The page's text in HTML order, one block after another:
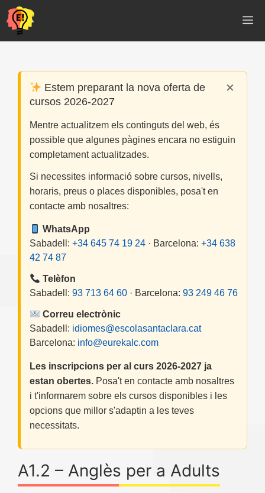
Vés
al
contingut
×
Estem preparant la nova oferta de
cursos 2026-2027
Mentre actualitzem els continguts del web, és
possible que algunes pàgines encara no estiguin
completament actualitzades.
Si necessites informació sobre cursos, nivells,
horaris, preus o places disponibles, posa't en
contacte amb nosaltres:
WhatsApp
Sabadell: +34 645 74 19 24 · Barcelona: +34 638
42 74 87
Telèfon
Sabadell: 93 713 64 60 · Barcelona: 93 249 46 76
Correu electrònic
Sabadell: idiomes@escolasantaclara.cat
Barcelona: info@eurekalc.com
Les inscripcions per al curs 2026-2027 ja
estan obertes. Posa't en contacte amb nosaltres
i t'informarem sobre els cursos disponibles i les
opcions que millor s'adaptin a les teves
necessitats.
A1.2 – Anglès per a Adults